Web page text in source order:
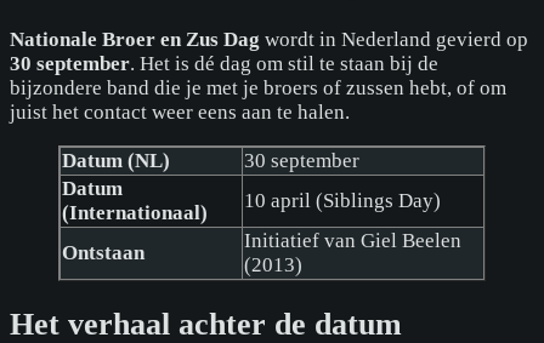
Nationale Broer en Zus Dag wordt in Nederland gevierd op
30 september. Het is dé dag om stil te staan bij de
bijzondere band die je met je broers of zussen hebt, of om
juist het contact weer eens aan te halen.
Datum (NL)
30 september
Datum
(Internationaal)
10 april (Siblings Day)
Ontstaan
Initiatief van Giel Beelen
(2013)
Het verhaal achter de datum